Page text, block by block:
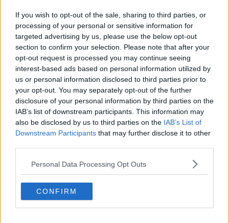
If you wish to opt-out of the sale, sharing to third parties, or
processing of your personal or sensitive information for
targeted advertising by us, please use the below opt-out
section to confirm your selection. Please note that after your
opt-out request is processed you may continue seeing
interest-based ads based on personal information utilized by
us or personal information disclosed to third parties prior to
your opt-out. You may separately opt-out of the further
disclosure of your personal information by third parties on the
IAB’s list of downstream participants. This information may
also be disclosed by us to third parties on the IAB’s List of
Downstream Participants that may further disclose it to other
Personal Data Processing Opt Outs
CONFIRM
Trovato morto nell'auto parcheggiata
Capodanno, la mappa degli eventi in Toscana
La mamma con la pistola fa infuriare i genitori
Ti consiglio sì, i consiglieri Pd si mobilitano
Capodanno in piazza contro il terrorismo
Nascosti nel confessionale per rubare le offerte
Il fatidico sì e poi di corsa al seggio
C'è la Luminara, ecco il vademecum